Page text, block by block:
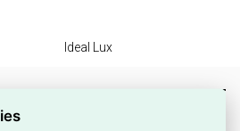
Ideal Lux
RIGHT ON-OFF